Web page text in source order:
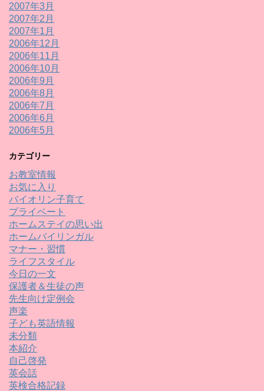
2007年3月
2007年2月
2007年1月
2006年12月
2006年11月
2006年10月
2006年9月
2006年8月
2006年7月
2006年6月
2006年5月
カテゴリー
お教室情報
お気に入り
バイオリン子育て
プライベート
ホームステイの思い出
ホームバイリンガル
マナー・習慣
ライフスタイル
今日の一文
保護者＆生徒の声
先生向け定例会
声楽
子ども英語情報
未分類
本紹介
自己啓発
英会話
英検合格記録